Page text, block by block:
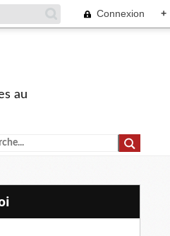
Connexion +
au